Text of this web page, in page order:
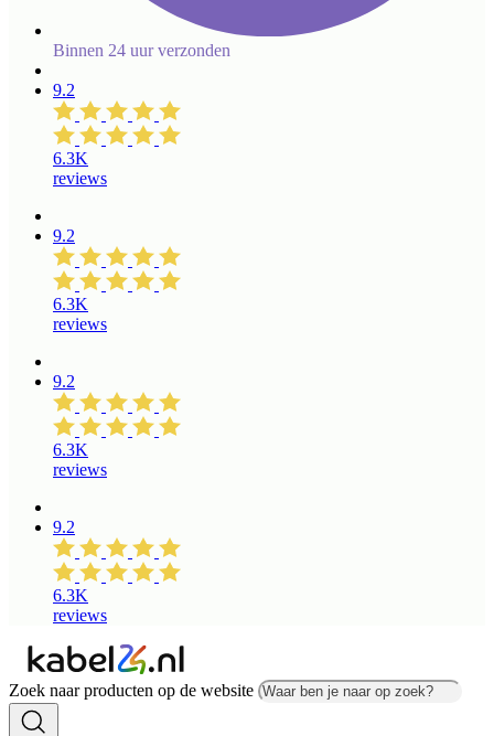
Binnen 24 uur verzonden
9.2
6.3K
reviews
9.2
6.3K
reviews
9.2
6.3K
reviews
9.2
6.3K
reviews
Zoek naar producten op de website